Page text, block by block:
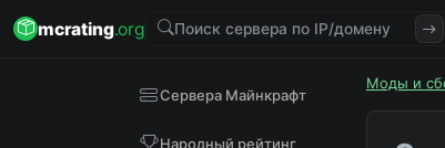
mcrating.org
Сервера Майнкрафт
Народный рейтинг
Моды и